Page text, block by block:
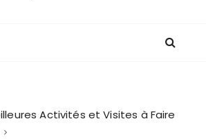
Activités et Visites à Faire